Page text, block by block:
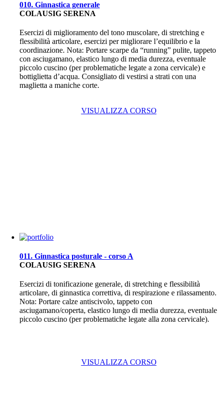
010. Ginnastica generale
COLAUSIG SERENA
Esercizi di miglioramento del tono muscolare, di stretching e
flessibilità articolare, esercizi per migliorare l’equilibrio e la
coordinazione. Nota: Portare scarpe da “running” pulite, tappeto
con asciugamano, elastico lungo di media durezza, eventuale
piccolo cuscino (per problematiche legate a zona cervicale) e
bottiglietta d’acqua. Consigliato di vestirsi a strati con una
maglietta a maniche corte.
VISUALIZZA CORSO
011. Ginnastica posturale - corso A
COLAUSIG SERENA
Esercizi di tonificazione generale, di stretching e flessibilità
articolare, di ginnastica correttiva, di respirazione e rilassamento.
Nota: Portare calze antiscivolo, tappeto con
asciugamano/coperta, elastico lungo di media durezza, eventuale
piccolo cuscino (per problematiche legate alla zona cervicale).
VISUALIZZA CORSO